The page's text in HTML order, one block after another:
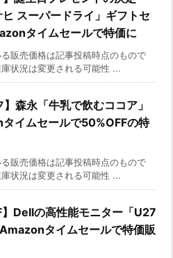
スーパードライ」ギフトセ
タイムセールで特価に
販売価格は記事投稿時点のもので
状況は変更される可能性 ...
】森永「牛乳で飲むココア」
イムセールで50%OFFの特
販売価格は記事投稿時点のもので
状況は変更される可能性 ...
】Dellの高性能モニター「U27
タイムセールで特価販